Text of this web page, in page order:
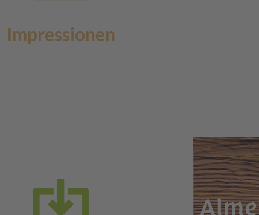
Impressionen